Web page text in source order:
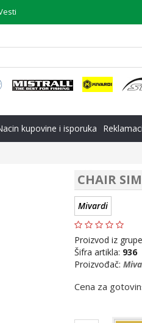
kupovine i isporuka
CHAIR
Mivardi
Proizvod iz
Šifra artikla: 936
Proizvođač:
Cena za